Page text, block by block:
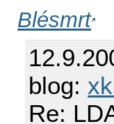
Blésmrt
blog:
Re: